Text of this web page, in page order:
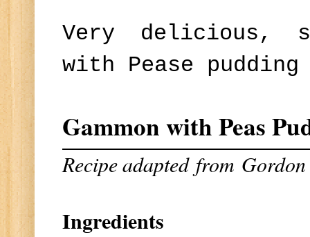
Very delicious,
with Pease
Gammon with Peas
Recipe adapted from Gordon
Ingredients